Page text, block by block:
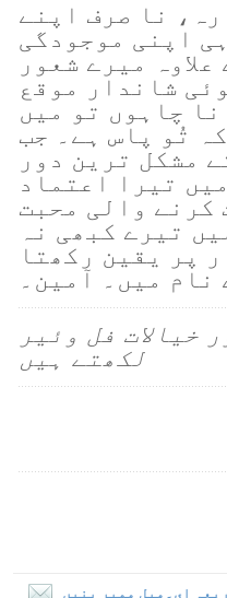
نا صرف اپنے
اپنی موجودگی
میرے شعور
شاندار موقع
چاہوں تو میں
تُو پاس ہے۔ جب
مشکل ترین دور
تیرا اعتماد
کرنے والی محبت
تیرے کبھی نہ
پر یقین رکھتا
نام میں۔ آمین۔
خیالات فل وئیر
لکھتے ہیں
ای۔میل ممبر بنیں